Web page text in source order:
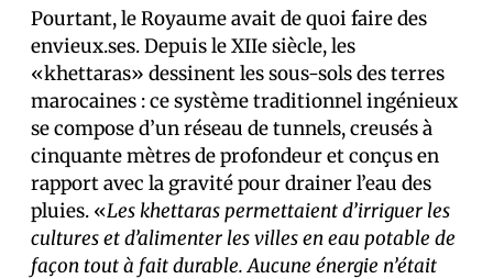
Pourtant, le Royaume avait de quoi faire des
envieux.ses. Depuis le XIIe siècle, les
«khettaras» dessinent les sous-sols des terres
marocaines : ce système traditionnel ingénieux
se compose d’un réseau de tunnels, creusés à
cinquante mètres de profondeur et conçus en
rapport avec la gravité pour drainer l’eau des
pluies. «Les khettaras permettaient d’irriguer les
cultures et d’alimenter les villes en eau potable de
façon tout à fait durable. Aucune énergie n’était